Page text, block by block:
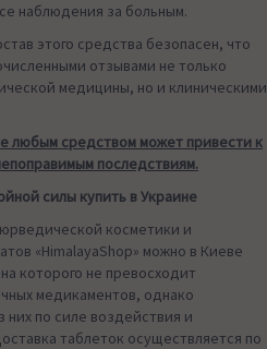
наблюдения за больным.
этого средства безопасен, что
отзывами не только
медицины, но и клиническими
любым средством может привести к
последствиям.
силы купить в Украине
косметики и
«HimalayaShop» можно в Киеве
которого не превосходит
медикаментов, однако
них по силе воздействия и
таблеток осуществляется по